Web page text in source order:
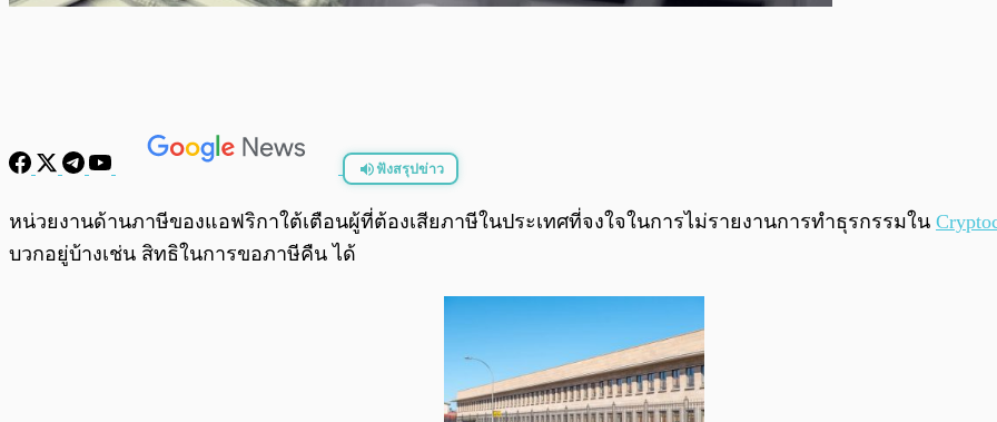
ฟังสรุปข่าว
พร้อมเล่น
หน่วยงานด้านภาษีของแอฟริกาใต้เตือนผู้ที่ต้องเสียภาษีในประเทศที่จงใจในการไม่รายงานการทำธุรกรรมใน
บวกอยู่บ้างเช่น สิทธิในการขอภาษีคืน ได้